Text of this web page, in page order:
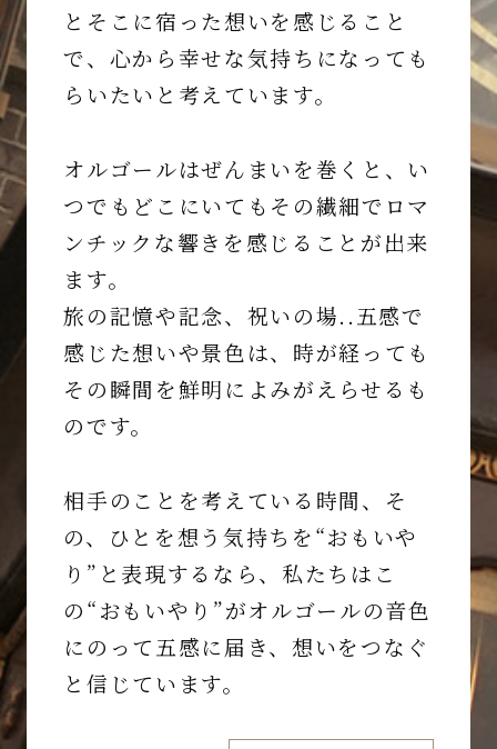
とそこに宿った想いを感じること
で、心から幸せな気持ちになっても
らいたいと考えています。
オルゴールはぜんまいを巻くと、い
つでもどこにいてもその繊細でロマ
ンチックな響きを感じることが出来
ます。
旅の記憶や記念、祝いの場..五感で
感じた想いや景色は、時が経っても
その瞬間を鮮明によみがえらせるも
のです。
相手のことを考えている時間、そ
の、ひとを想う気持ちを“おもいや
り”と表現するなら、私たちはこ
の“おもいやり”がオルゴールの音色
にのって五感に届き、想いをつなぐ
と信じています。